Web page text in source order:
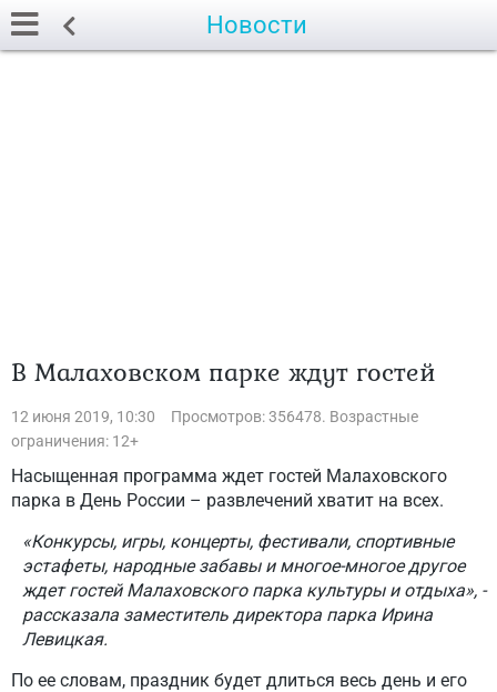
Новости
В Малаховском парке ждут гостей
12 июня 2019, 10:30
Просмотров: 356478. Возрастные
ограничения: 12+
Насыщенная программа ждет гостей Малаховского
парка в День России – развлечений хватит на всех.
«Конкурсы, игры, концерты, фестивали, спортивные
эстафеты, народные забавы и многое-многое другое
ждет гостей Малаховского парка культуры и отдыха», -
рассказала заместитель директора парка Ирина
Левицкая.
По ее словам, праздник будет длиться весь день и его